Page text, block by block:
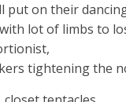
put on their
lot of limbs to
tightening the